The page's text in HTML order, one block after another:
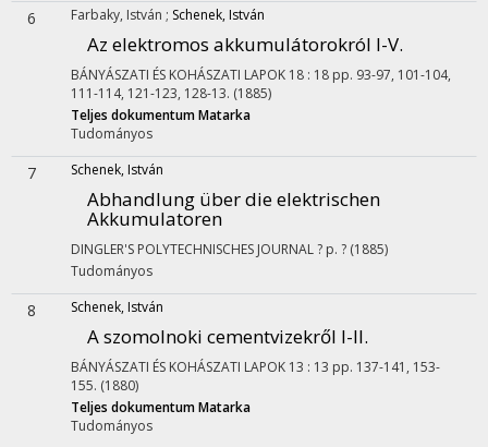
6 Farbaky, István ; Schenek, István
Az elektromos akkumulátorokról I-V.
BÁNYÁSZATI ÉS KOHÁSZATI LAPOK 18 : 18 pp. 93-97, 101-104,
111-114, 121-123, 128-13. (1885)
Teljes dokumentumMatarka
Tudományos
7 Schenek, István
Abhandlung über die elektrischen
Akkumulatoren
DINGLER'S POLYTECHNISCHES JOURNAL? p. ? (1885)
Tudományos
8 Schenek, István
A szomolnoki cementvizekről I-II.
BÁNYÁSZATI ÉS KOHÁSZATI LAPOK 13 : 13 pp. 137-141, 153-
155. (1880)
Teljes dokumentumMatarka
Tudományos